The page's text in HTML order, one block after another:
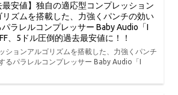
最安値】独自の適応型コンプレッション
リズムを搭載した、力強くパンチの効い
ラレルコンプレッサー Baby Audio「I
、5ドル圧倒的過去最安値に！！
ションアルゴリズムを搭載した、力強くパンチ
るパラレルコンプレッサー Baby Audio「I